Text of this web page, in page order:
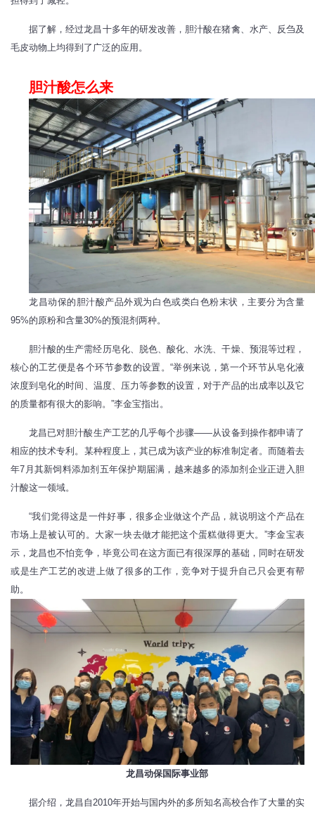
据了解，经过龙昌十多年的研发改善，胆汁酸在猪禽、水产、反刍及
毛皮动物上均得到了广泛的应用。
胆汁酸怎么来
龙昌动保的胆汁酸产品外观为白色或类白色粉末状，主要分为含量
95%的原粉和含量30%的预混剂两种。
胆汁酸的生产需经历皂化、脱色、酸化、水洗、干燥、预混等过程，
核心的工艺便是各个环节参数的设置。“举例来说，第一个环节从皂化液
浓度到皂化的时间、温度、压力等参数的设置，对于产品的出成率以及它
的质量都有很大的影响。”李金宝指出。
龙昌已对胆汁酸生产工艺的几乎每个步骤——从设备到操作都申请了
相应的技术专利。某种程度上，其已成为该产业的标准制定者。而随着去
年7月其新饲料添加剂五年保护期届满，越来越多的添加剂企业正进入胆
汁酸这一领域。
“我们觉得这是一件好事，很多企业做这个产品，就说明这个产品在
市场上是被认可的。大家一块去做才能把这个蛋糕做得更大。”李金宝表
示，龙昌也不怕竞争，毕竟公司在这方面已有很深厚的基础，同时在研发
或是生产工艺的改进上做了很多的工作，竞争对于提升自己只会更有帮
助。
龙昌动保国际事业部
据介绍，龙昌自2010年开始与国内外的多所知名高校合作了大量的实